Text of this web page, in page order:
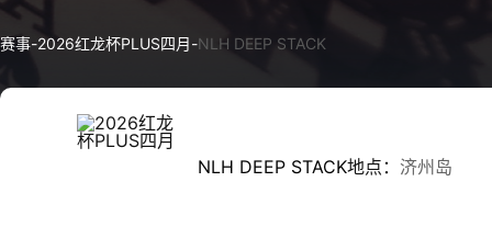
赛事-2026红龙杯PLUS四月-NLH DEEP STACK
NLH DEEP STACK地点： 济州岛